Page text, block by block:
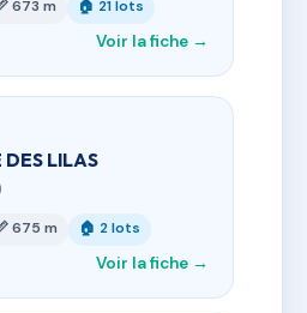
673 m 🏠 21 lots
Voir la fiche →
DES LILAS
675 m 🏠 2 lots
Voir la fiche →